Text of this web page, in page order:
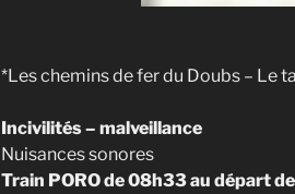
*Les chemins de fer du Doubs – Le
Incivilités – malveillance
Nuisances sonores
Train PORO de 08h33 au départ